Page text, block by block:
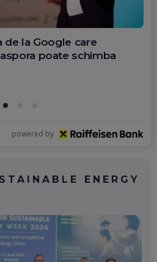
de la Google care
poate schimba
powered by
ENERGY